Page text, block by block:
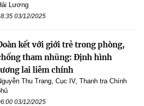
Lương
03/12/2025
kết với giới trẻ trong phòng,
tham nhũng: Định hình
lai liêm chính
Thu Trang, Cục IV, Thanh tra Chính
03/12/2025